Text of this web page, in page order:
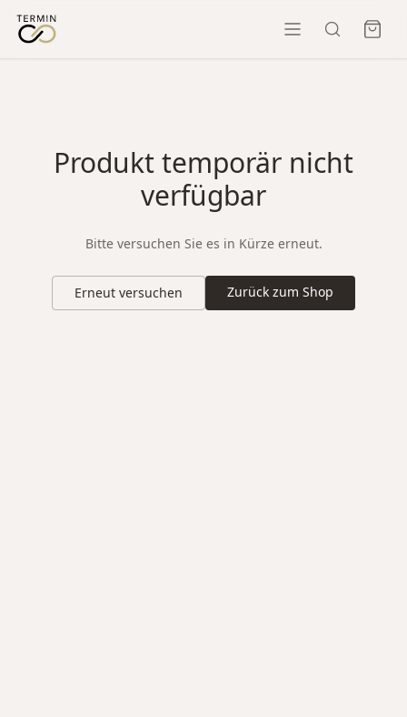
Produkt temporär nicht
verfügbar
Bitte versuchen Sie es in Kürze erneut.
Erneut versuchen Zurück zum Shop